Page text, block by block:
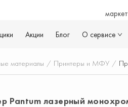
Акции Блог О сервисе
материалы / Принтеры и МФУ /
Pantum лазерный